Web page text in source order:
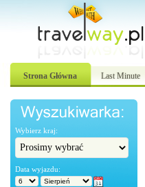
Strona Główna Last Minute
Wybierz kraj:
Data wyjazdu: